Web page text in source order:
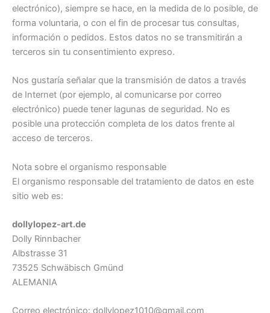
electrónico), siempre se hace, en la medida de lo posible, de
forma voluntaria, o con el fin de procesar tus consultas,
información o pedidos. Estos datos no se transmitirán a
terceros sin tu consentimiento expreso.
Nos gustaría señalar que la transmisión de datos a través
de Internet (por ejemplo, al comunicarse por correo
electrónico) puede tener lagunas de seguridad. No es
posible una protección completa de los datos frente al
acceso de terceros.
Nota sobre el organismo responsable
El organismo responsable del tratamiento de datos en este
sitio web es:
dollylopez-art.de
Dolly Rinnbacher
Albstrasse 31
73525 Schwäbisch Gmünd
ALEMANIA
Correo electrónico: dollylopez1010@gmail.com